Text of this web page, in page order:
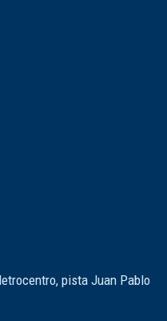
pista Juan Pablo